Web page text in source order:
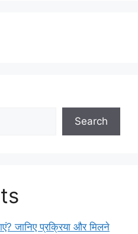
Search
जानिए प्रक्रिया और मिलने